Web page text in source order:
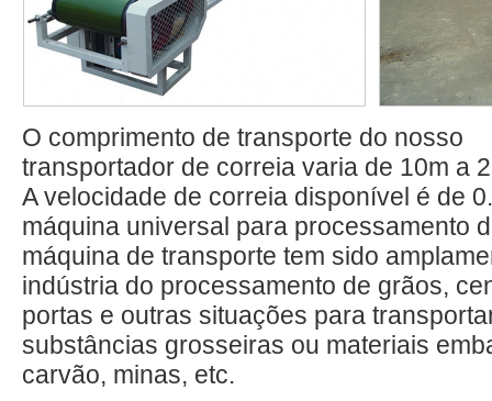
O comprimento de transporte do nosso
transportador de correia varia de 10m a
A velocidade de correia disponível é de
máquina universal para processamento
máquina de transporte tem sido
indústria do processamento de grãos,
portas e outras situações para
substâncias grosseiras ou materiais
carvão, minas, etc.